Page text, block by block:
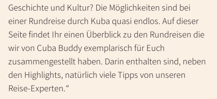
Geschichte und Kultur? Die Möglichkeiten sind bei
einer Rundreise durch Kuba quasi endlos. Auf dieser
Seite findet Ihr einen Überblick zu den Rundreisen die
wir von Cuba Buddy exemplarisch für Euch
zusammengestellt haben. Darin enthalten sind, neben
den Highlights, natürlich viele Tipps von unseren
Reise-Experten.